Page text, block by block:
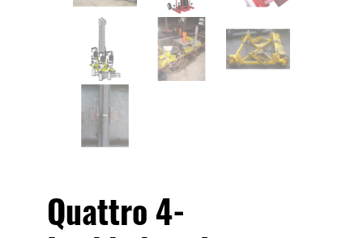
Quattro 4-